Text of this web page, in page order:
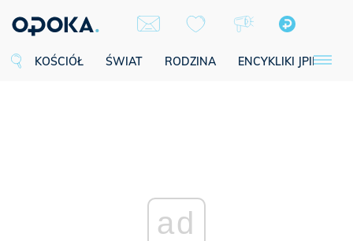
KOŚCIÓŁ ŚWIAT RODZINA ENCYKLIKI JPII
ad